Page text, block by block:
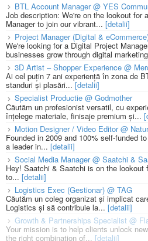
BTL Account Manager @ YES
Job description: We're on the lookout for
Manager to join our vibrant... [detalii]
Project Manager (Digital &
We're looking for a Digital Project
businesses grow through digital
3D Artist – Shopper Experience @
Ai cel puțin 7 ani experiență în zona de
standuri și plasări... [detalii]
Specialist Productie @ Godmother
Căutăm un profesionist versatil, cu
înțelege materiale, finisaje premium și...
Motion Designer / Video Editor @
Founded in 2009 and 100% self-funded
a leader in... [detalii]
Social Media Manager @ Saatchi &
Hey! Saatchi & Saatchi is on the lookout
to... [detalii]
Logistics Exec (Gestionar) @ TAG
Căutăm un coleg organizat și implicat
Logistics și să contribuie la... [detalii]
Growth & Partnerships Specialist @
Your mission is to help clients unlock
the right combination of... [detalii]